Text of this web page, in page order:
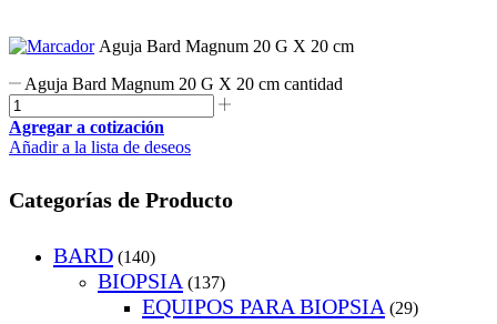
Aguja Bard Magnum 20 G X 20 cm
Aguja Bard Magnum 20 G X 20 cm cantidad
Agregar a cotización
Añadir a la lista de deseos
Categorías de Producto
BARD (140)
BIOPSIA (137)
EQUIPOS PARA BIOPSIA (29)